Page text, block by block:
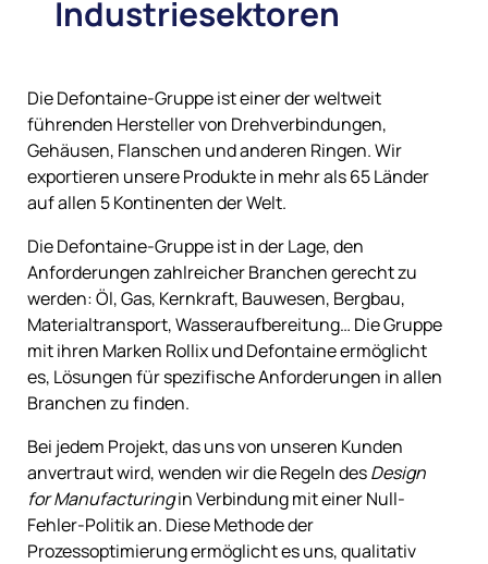
Industriesektoren
Die Defontaine-Gruppe ist einer der weltweit
führenden Hersteller von Drehverbindungen,
Gehäusen, Flanschen und anderen Ringen. Wir
exportieren unsere Produkte in mehr als 65 Länder
auf allen 5 Kontinenten der Welt.
Die Defontaine-Gruppe ist in der Lage, den
Anforderungen zahlreicher Branchen gerecht zu
werden: Öl, Gas, Kernkraft, Bauwesen, Bergbau,
Materialtransport, Wasseraufbereitung… Die Gruppe
mit ihren Marken Rollix und Defontaine ermöglicht
es, Lösungen für spezifische Anforderungen in allen
Branchen zu finden.
Bei jedem Projekt, das uns von unseren Kunden
anvertraut wird, wenden wir die Regeln desDesign
for Manufacturingin Verbindung mit einer Null-
Fehler-Politik an. Diese Methode der
Prozessoptimierung ermöglicht es uns, qualitativ